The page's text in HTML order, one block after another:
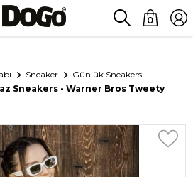
0
Sneaker
Günlük Sneakers
Sneakers - Warner Bros Tweety